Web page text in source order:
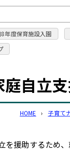
このページの
年度保育施設入園
自立
HOME › 子育て
を援助するため